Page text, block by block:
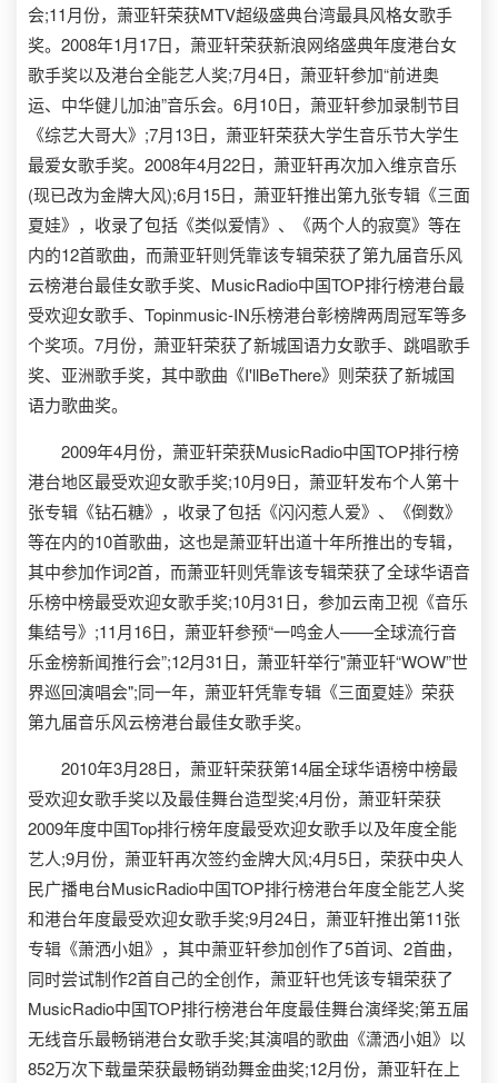
会;11月份，萧亚轩荣获MTV超级盛典台湾最具风格女歌手
奖。2008年1月17日，萧亚轩荣获新浪网络盛典年度港台女
歌手奖以及港台全能艺人奖;7月4日，萧亚轩参加“前进奥
运、中华健儿加油”音乐会。6月10日，萧亚轩参加录制节目
《综艺大哥大》;7月13日，萧亚轩荣获大学生音乐节大学生
最爱女歌手奖。2008年4月22日，萧亚轩再次加入维京音乐
(现已改为金牌大风);6月15日，萧亚轩推出第九张专辑《三面
夏娃》，收录了包括《类似爱情》、《两个人的寂寞》等在
内的12首歌曲，而萧亚轩则凭靠该专辑荣获了第九届音乐风
云榜港台最佳女歌手奖、MusicRadio中国TOP排行榜港台最
受欢迎女歌手、Topinmusic-IN乐榜港台彰榜牌两周冠军等多
个奖项。7月份，萧亚轩荣获了新城国语力女歌手、跳唱歌手
奖、亚洲歌手奖，其中歌曲《I'llBeThere》则荣获了新城国
语力歌曲奖。
2009年4月份，萧亚轩荣获MusicRadio中国TOP排行榜
港台地区最受欢迎女歌手奖;10月9日，萧亚轩发布个人第十
张专辑《钻石糖》，收录了包括《闪闪惹人爱》、《倒数》
等在内的10首歌曲，这也是萧亚轩出道十年所推出的专辑，
其中参加作词2首，而萧亚轩则凭靠该专辑荣获了全球华语音
乐榜中榜最受欢迎女歌手奖;10月31日，参加云南卫视《音乐
集结号》;11月16日，萧亚轩参预“一鸣金人——全球流行音
乐金榜新闻推行会”;12月31日，萧亚轩举行"萧亚轩“WOW”世
界巡回演唱会";同一年，萧亚轩凭靠专辑《三面夏娃》荣获
第九届音乐风云榜港台最佳女歌手奖。
2010年3月28日，萧亚轩荣获第14届全球华语榜中榜最
受欢迎女歌手奖以及最佳舞台造型奖;4月份，萧亚轩荣获
2009年度中国Top排行榜年度最受欢迎女歌手以及年度全能
艺人;9月份，萧亚轩再次签约金牌大风;4月5日，荣获中央人
民广播电台MusicRadio中国TOP排行榜港台年度全能艺人奖
和港台年度最受欢迎女歌手奖;9月24日，萧亚轩推出第11张
专辑《萧洒小姐》，其中萧亚轩参加创作了5首词、2首曲，
同时尝试制作2首自己的全创作，萧亚轩也凭该专辑荣获了
MusicRadio中国TOP排行榜港台年度最佳舞台演绎奖;第五届
无线音乐最畅销港台女歌手奖;其演唱的歌曲《潇洒小姐》以
852万次下载量荣获最畅销劲舞金曲奖;12月份，萧亚轩在上